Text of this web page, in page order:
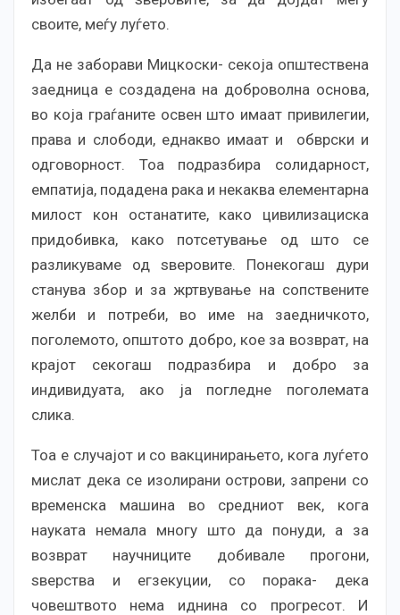
своите, меѓу луѓето.
Да не заборави Мицкоски- секоја општествена
заедница е создадена на доброволна основа,
во која граѓаните освен што имаат привилегии,
права и слободи, еднакво имаат и обврски и
одговорност. Тоа подразбира солидарност,
емпатија, подадена рака и некаква елементарна
милост кон останатите, како цивилизациска
придобивка, како потсетување од што се
разликуваме од ѕверовите. Понекогаш дури
станува збор и за жртвување на сопствените
желби и потреби, во име на заедничкото,
поголемото, општото добро, кое за возврат, на
крајот секогаш подразбира и добро за
индивидуата, ако ја погледне поголемата
слика.
Тоа е случајот и со вакцинирањето, кога луѓето
мислат дека се изолирани острови, запрени со
временска машина во средниот век, кога
науката немала многу што да понуди, а за
возврат научниците добивале прогони,
ѕверства и егзекуции, со порака- дека
човештвото нема иднина со прогресот. И